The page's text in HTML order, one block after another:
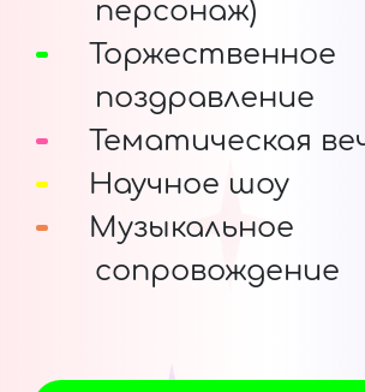
персонаж)
Торжественное
поздравление
Тематическая
Научное шоу
Музыкальное
сопровождение